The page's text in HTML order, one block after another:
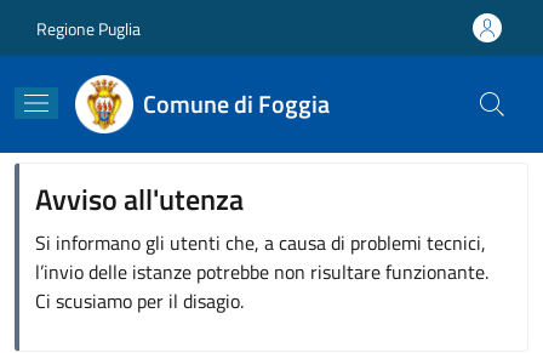
Regione Puglia
Comune di Foggia
Avviso all'utenza
Si informano gli utenti che, a causa di problemi tecnici,
l’invio delle istanze potrebbe non risultare funzionante.
Ci scusiamo per il disagio.